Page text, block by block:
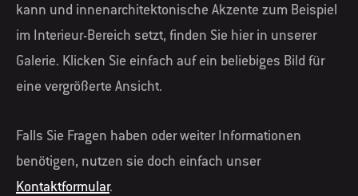
kann und innenarchitektonische Akzente zum Beispiel
im Interieur-Bereich setzt, finden Sie hier in unserer
Galerie. Klicken Sie einfach auf ein beliebiges Bild für
eine vergrößerte Ansicht.
Falls Sie Fragen haben oder weiter Informationen
benötigen, nutzen sie doch einfach unser
Kontaktformular.